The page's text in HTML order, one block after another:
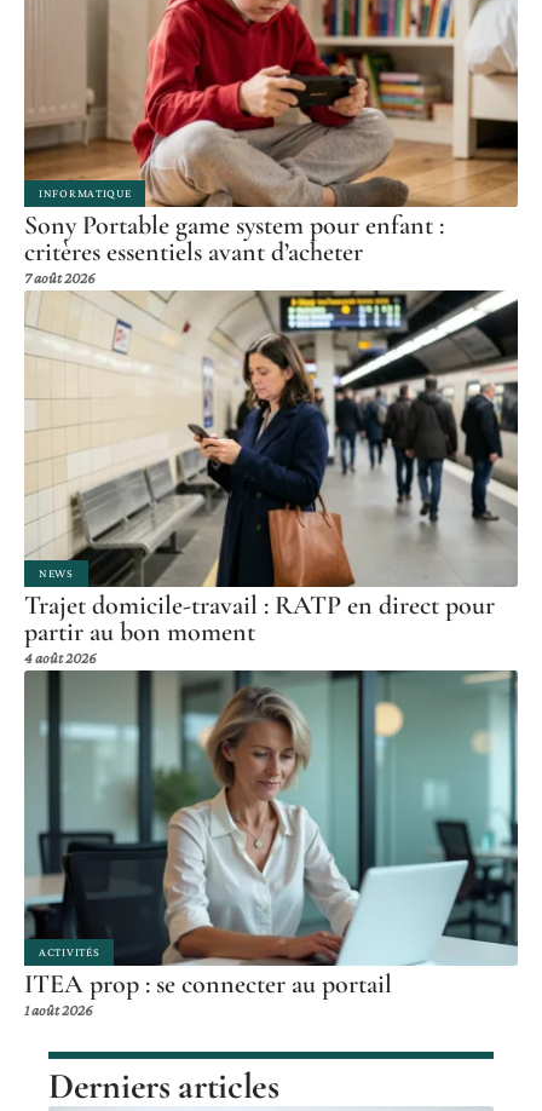
INFORMATIQUE
Sony Portable game system pour enfant :
critères essentiels avant d’acheter
7 août 2026
NEWS
Trajet domicile-travail : RATP en direct pour
partir au bon moment
4 août 2026
ACTIVITÉS
ITEA prop : se connecter au portail
1 août 2026
Derniers articles